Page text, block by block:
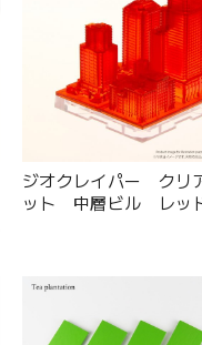
ジオクレイパー クリ
ット 中層ビル レッ